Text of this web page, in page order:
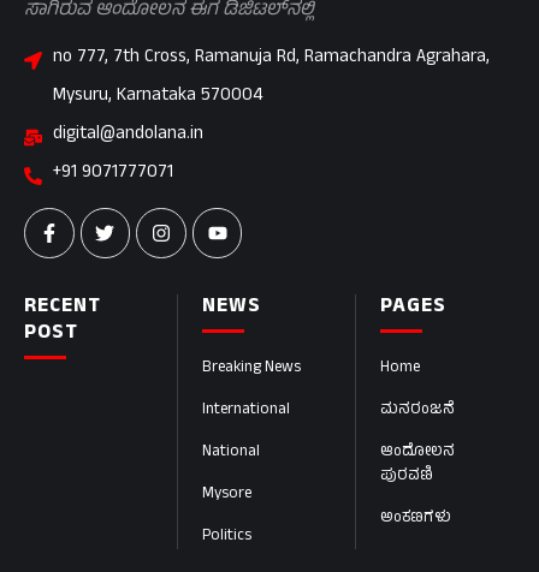
PAGES
Home
ಮನರಂಜನೆ
ಆಂದೋಲನ
ಪುರವಣಿ
ಅಂಕಣಗಳು
NEWS
Breaking News
International
National
Mysore
Politics
RECENT
POST
ಸಾಗಿರುವ ಆಂದೋಲನ ಈಗ ಡಿಜಿಟಲ್‌ನಲ್ಲಿ
no 777, 7th Cross, Ramanuja Rd, Ramachandra Agrahara,
Mysuru, Karnataka 570004
digital@andolana.in
+91 9071777071